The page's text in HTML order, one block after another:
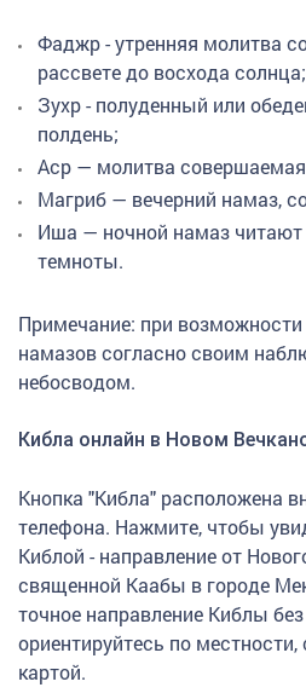
Фаджр - утренняя молитва
рассвете до восхода солнца;
Зухр - полуденный или
полдень;
Аср — молитва
Магриб — вечерний намаз,
Иша — ночной намаз читают
темноты.
Примечание: при возможности
намазов согласно своим
небосводом.
Кибла онлайн в Новом
Кнопка "Кибла" расположена
телефона. Нажмите, чтобы
Киблой - направление от
священной Каабы в городе
точное направление Киблы
ориентируйтесь по местности,
картой.